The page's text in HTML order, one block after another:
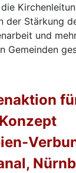
der Stärkung
und
Gemeinden